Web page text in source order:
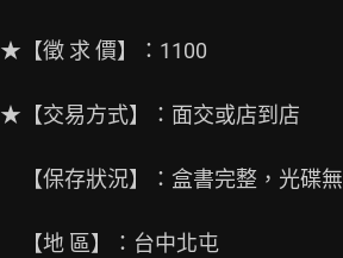
★【徵 求 價】：1100
★【交易方式】：面交或店到店
【保存狀況】：盒書完整，光碟
【地 區】：台中北屯